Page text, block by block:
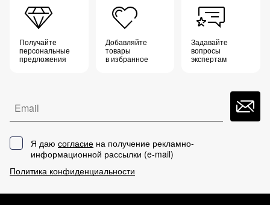
Получайте
персональные
предложения
Добавляйте
товары
в избранное
Задавайте
вопросы
экспертам
Email
Я даю согласие на получение рекламно-
информационной рассылки (e-mail)
Политика конфиденциальности